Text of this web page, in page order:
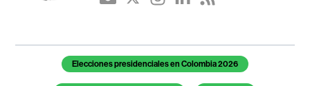
Temas de este artículo
Elecciones presidenciales en Colombia 2026